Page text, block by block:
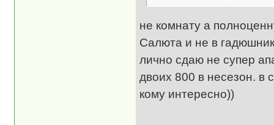
не комнату а
Салюта и не в
лично сдаю не супер
двоих 800 в несезон. в
кому интересно))